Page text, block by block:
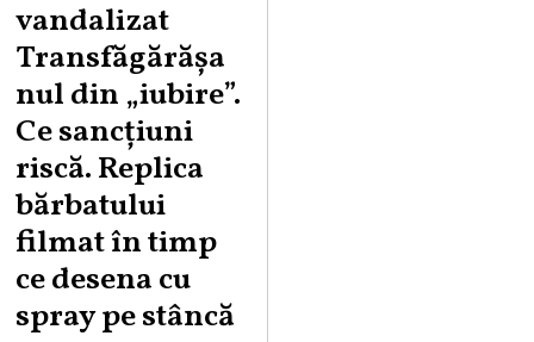
7
,
vandalizat
Transfăgărășa
nul din „iubire”.
Ce sancțiuni
riscă. Replica
bărbatului
filmat în timp
ce desena cu
spray pe stâncă